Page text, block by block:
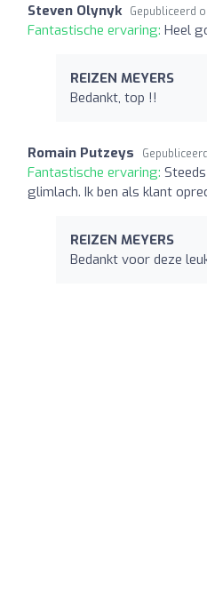
Steven Olynyk Gepubliceerd
Fantastische ervaring: Heel
REIZEN MEYERS
Bedankt, top !!
Romain Putzeys
Fantastische ervaring:
glimlach. Ik ben als klant
REIZEN MEYERS
Bedankt voor deze